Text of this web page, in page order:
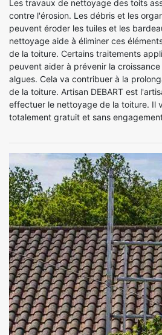
Les travaux de nettoyage des toits
contre l'érosion. Les débris et les
peuvent éroder les tuiles et les
nettoyage aide à éliminer ces
de la toiture. Certains traitements
peuvent aider à prévenir la
algues. Cela va contribuer à la
de la toiture. Artisan DEBART est
effectuer le nettoyage de la toiture. Il
totalement gratuit et sans